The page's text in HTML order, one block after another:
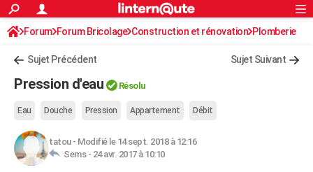
ACTUALITÉS
Politique
Société
Faits Divers
Education
Monde
Villes
+
AUTO
Essais
Réserver un essai
Citadines
Berlines
SUV
Forum auto
+HIGH-TECH
Rechercher
S'inscrire
Connexion
Forum Forum Bricolage Construction et rénovation Plomberie
Sujet Précédent Sujet Suivant
Pression d'eau Résolu
Eau Douche Pression Appartement Débit
tatou- Modifié le 14 sept. 2018 à 12:16
Sems - 24 avr. 2017 à 10:10